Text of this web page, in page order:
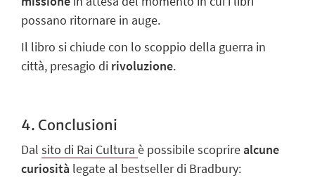
possano ritornare in auge.
Il libro si chiude con lo scoppio della guerra in
città, presagio di rivoluzione.
4. Conclusioni
Dal sito di Rai Cultura è possibile scoprirealcune
curiosità legate al bestseller di Bradbury: